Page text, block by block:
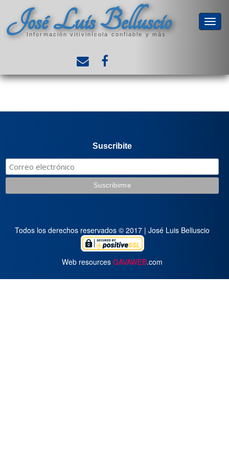
José Luis Belluscio
Información vitivinícola confiable y más
Suscribite
Todos los derechos reservados © 2017 | José Luis Belluscio
Web resources GAVAWEB.com